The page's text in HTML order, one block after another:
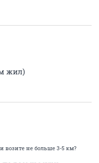
жил)
возите не больше 3-5 км?